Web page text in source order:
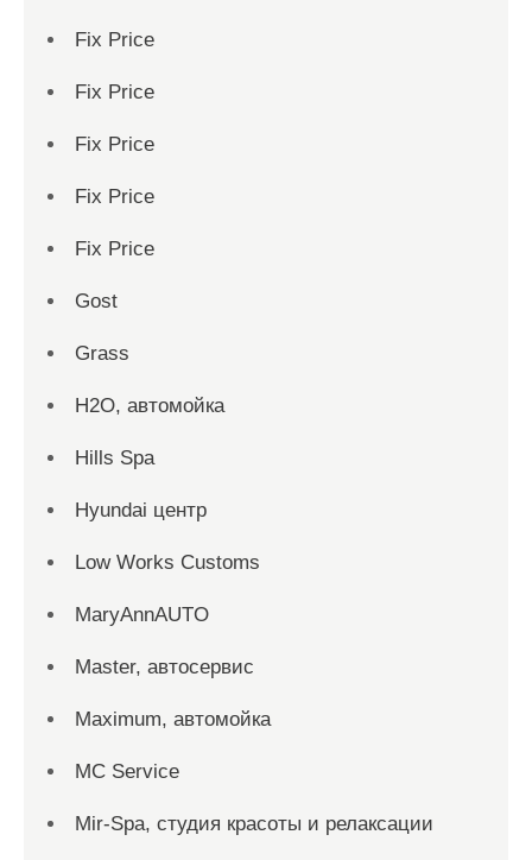
Fix Price
Fix Price
Fix Price
Fix Price
Fix Price
Gost
Grass
H2O, автомойка
Hills Spa
Hyundai центр
Low Works Customs
MaryAnnAUTO
Master, автосервис
Maximum, автомойка
MC Service
Mir-Spa, студия красоты и релаксации